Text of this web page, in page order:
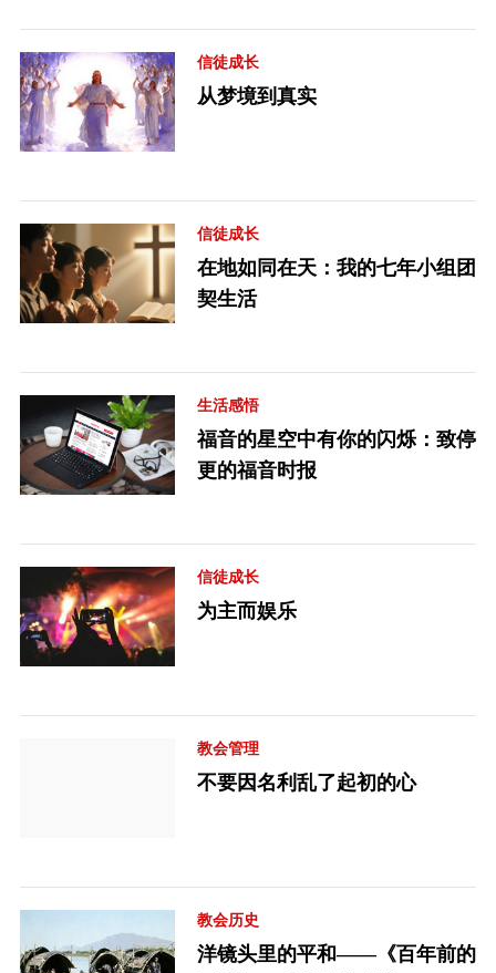
信徒成长
从梦境到真实
信徒成长
在地如同在天：我的七年小组团
契生活
生活感悟
福音的星空中有你的闪烁：致停
更的福音时报
信徒成长
为主而娱乐
教会管理
不要因名利乱了起初的心
教会历史
洋镜头里的平和——《百年前的